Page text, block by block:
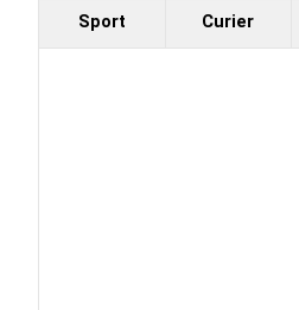
Sport Curier